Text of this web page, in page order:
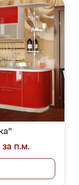
п.м.